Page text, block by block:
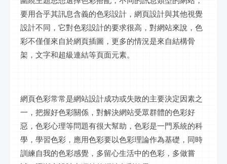
要用合乎其訊息含義的色彩設計，網頁設計與其他視覺
設計不同，它對色彩設計的要求很高，對網站來說，色
彩不僅僅來自於網頁插圖，更多的情況是來自結構骨
架，文字和超級連結等頁面元素。
網頁色彩常常是網站設計成功或失敗的主要決定因素之
一，把握好色彩關係，對解決網站受眾群體的色彩好
惡，色彩心理等問題有很大幫助，色彩是一門系統的科
學，學習色彩，應用色彩要以色彩理論作為基礎，同時
訓練自我的色彩感覺，多留心生活中的色彩，多做嘗